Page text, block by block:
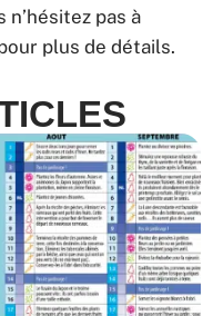
pas à
plus de détails.